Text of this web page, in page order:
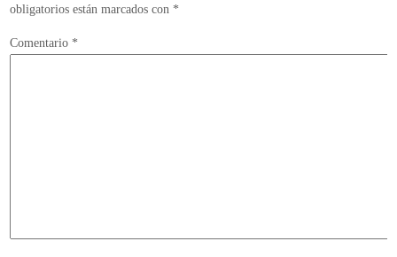
obligatorios están marcados con *
Comentario *